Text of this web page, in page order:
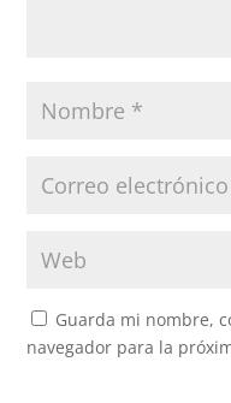
Guarda mi nombre,
navegador para la